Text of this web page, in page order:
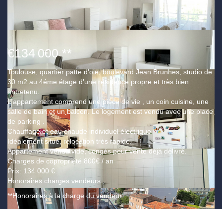
€134 000**
Toulouse, quartier patte d'oie, boulevard Jean Brunhes, studio de
30 m2 au 4éme étage d'une résidence propre et très bien
entretenu.
L'appartement comprend une pièce de vie , un coin cuisine, une
salle de bain et un balcon. Le logement est vendu avec une place
de parking .
Chauffage et eau chaude individuel électrique.
Idéalement situé, relocation très rapide.
Appartement vendu vide, congés pour vente déjà délivré.
Charges de copropriété 800€ / an
Prix: 134 000 €
Honoraires charges vendeurs.
**Honoraires à la charge du vendeur